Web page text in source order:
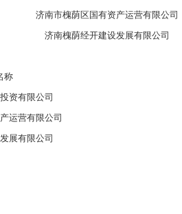
济南市槐荫区国有资产运营有限公司
济南槐荫经开建设发展有限公司
称
资有限公司
运营有限公司
展有限公司